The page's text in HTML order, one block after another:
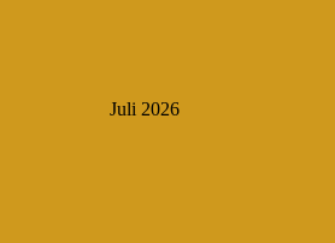
Juli 2026